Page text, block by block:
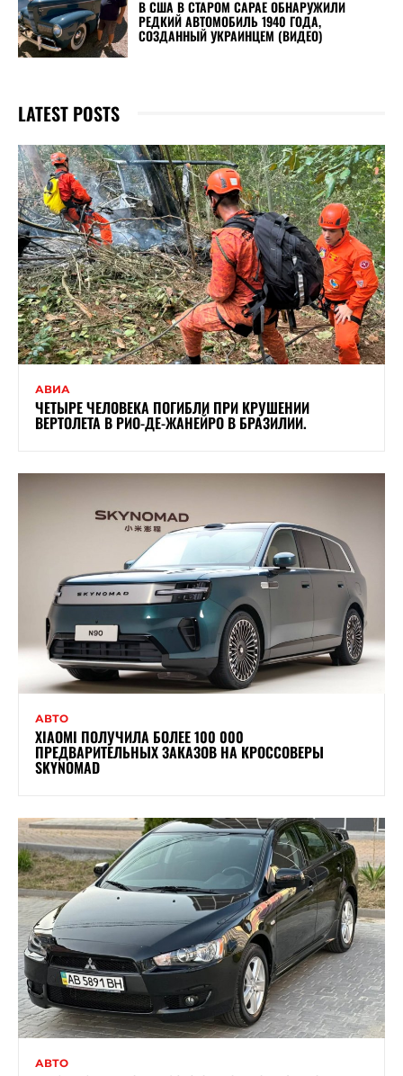
В США В СТАРОМ САРАЕ ОБНАРУЖИЛИ
РЕДКИЙ АВТОМОБИЛЬ 1940 ГОДА,
СОЗДАННЫЙ УКРАИНЦЕМ (ВИДЕО)
LATEST POSTS
АВИА
ЧЕТЫРЕ ЧЕЛОВЕКА ПОГИБЛИ ПРИ КРУШЕНИИ
ВЕРТОЛЕТА В РИО-ДЕ-ЖАНЕЙРО В БРАЗИЛИИ.
АВТО
XIAOMI ПОЛУЧИЛА БОЛЕЕ 100 000
ПРЕДВАРИТЕЛЬНЫХ ЗАКАЗОВ НА КРОССОВЕРЫ
SKYNOMAD
АВТО